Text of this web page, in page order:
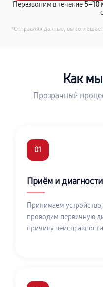
Перезвоним в течение5–10
*Отправляя данные, вы
Как мы
Прозрачный
01
Приём и
Принимаем
проводим первичную
причину